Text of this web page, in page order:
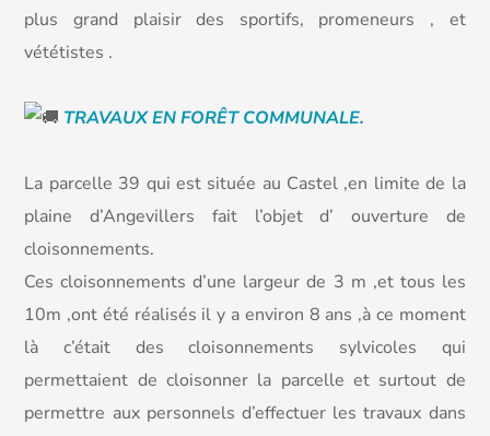
plus grand plaisir des sportifs, promeneurs , et
vététistes .
TRAVAUX EN FORÊT COMMUNALE.
La parcelle 39 qui est située au Castel ,en limite de la
plaine d’Angevillers fait l’objet d’ ouverture de
cloisonnements.
Ces cloisonnements d’une largeur de 3 m ,et tous les
10m ,ont été réalisés il y a environ 8 ans ,à ce moment
là c’était des cloisonnements sylvicoles qui
permettaient de cloisonner la parcelle et surtout de
permettre aux personnels d’effectuer les travaux dans